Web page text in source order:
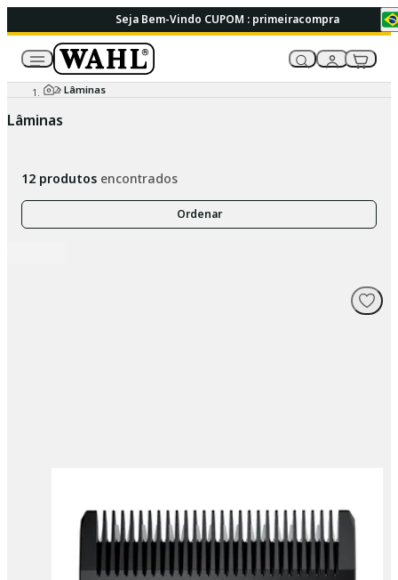
Seja Bem-Vindo CUPOM : primeiracompra
Lâminas
Lâminas
12 produtos encontrados
Ordenar